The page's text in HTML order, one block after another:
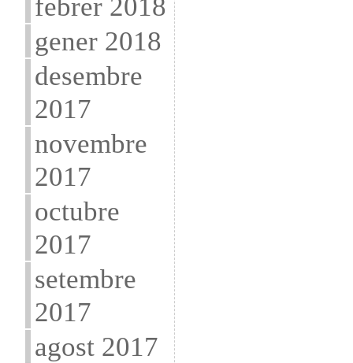
febrer 2018
gener 2018
desembre
2017
novembre
2017
octubre
2017
setembre
2017
agost 2017